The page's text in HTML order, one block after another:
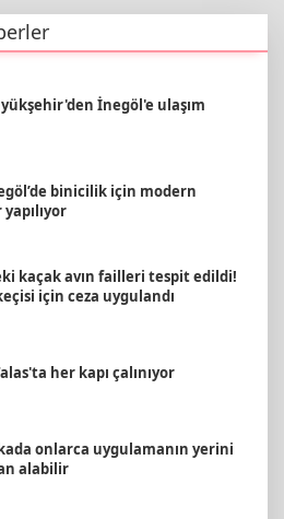
İnegöl'e ulaşım
binicilik için modern
kaçak avın failleri tespit edildi!
için ceza uygulandı
her kapı çalınıyor
onlarca uygulamanın yerini
alabilir